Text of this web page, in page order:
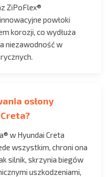
ZiPoFlex®
powłoki
korozji, co wydłuża
niezawodność w
osłony
w Hyundai Creta
wszystkim, chroni ona
silnik, skrzynia biegów
uszkodzeniami,